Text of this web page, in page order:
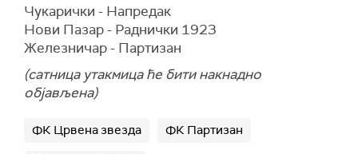
Чукарички - Напредак
Нови Пазар - Раднички 1923
Железничар - Партизан
(сатница утакмица ће бити накнадно
објављена)
ФК Црвена звезда ФК Партизан